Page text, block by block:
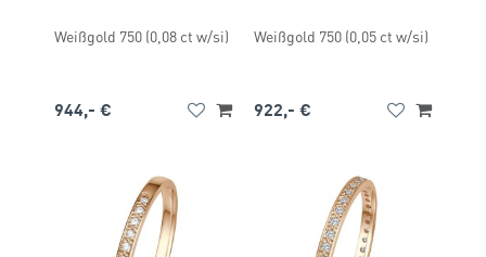
Weißgold 750 (0,08 ct w/si)
944,- €
Weißgold 750 (0,05 ct w/si)
922,- €